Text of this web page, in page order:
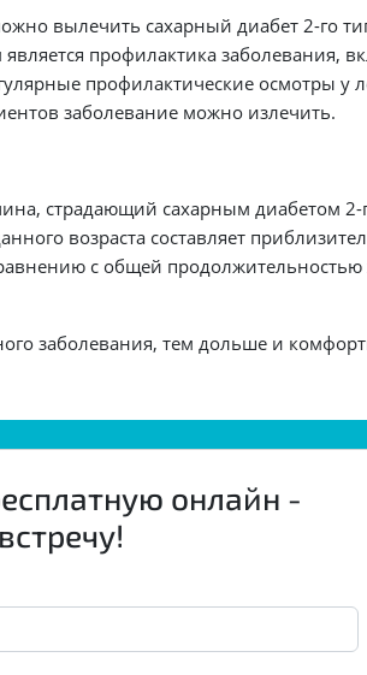
вылечить сахарный диабет 2-го
профилактика заболевания,
профилактические осмотры у
заболевание можно излечить.
страдающий сахарным диабетом 2-
возраста составляет
с общей
заболевания, тем дольше и
онлайн -
встречу!